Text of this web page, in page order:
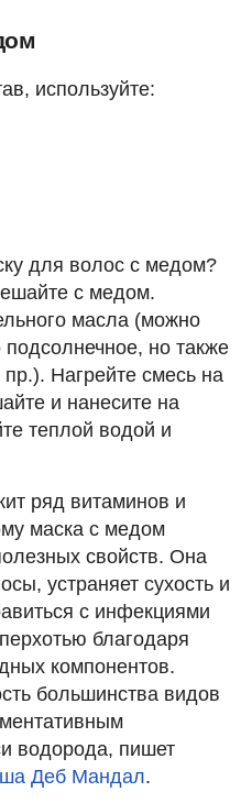
используйте:
для волос с медом?
с медом.
масла (можно
подсолнечное, но также
Нагрейте смесь на
и нанесите на
теплой водой и
ряд витаминов и
маска с медом
свойств. Она
устраняет сухость и
с инфекциями
благодаря
компонентов.
большинства видов
водорода, пишет
Деб Мандал.